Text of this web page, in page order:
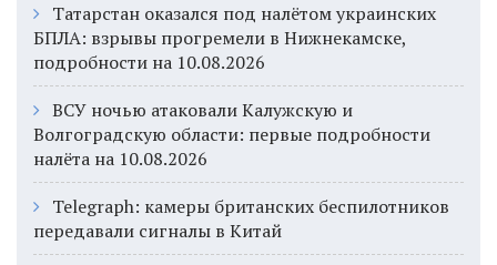
Татарстан оказался под налётом украинских
БПЛА: взрывы прогремели в Нижнекамске,
подробности на 10.08.2026
ВСУ ночью атаковали Калужскую и
Волгоградскую области: первые подробности
налёта на 10.08.2026
Telegraph: камеры британских беспилотников
передавали сигналы в Китай